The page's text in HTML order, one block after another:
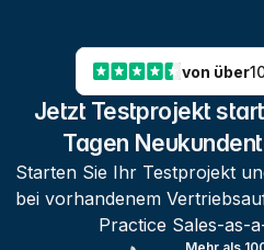
von über
Jetzt Testprojekt
Tagen
Starten Sie Ihr Testprojekt
bei vorhandenem
Practice Sales-as-